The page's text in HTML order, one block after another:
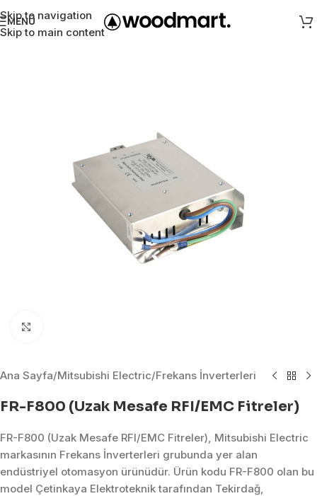
Skip to navigation
Skip to main content
MENÜ
Ana Sayfa/Mitsubishi Electric/Frekans İnverterleri
FR-F800 (Uzak Mesafe RFI/EMC Fitreler)
FR-F800 (Uzak Mesafe RFI/EMC Fitreler), Mitsubishi Electric
markasının Frekans İnverterleri grubunda yer alan
endüstriyel otomasyon ürünüdür. Ürün kodu FR-F800 olan bu
model Çetinkaya Elektroteknik tarafından Tekirdağ,